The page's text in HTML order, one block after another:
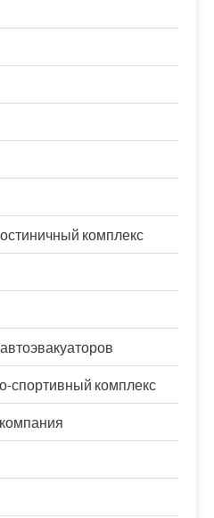
комплекс
спортивный комплекс